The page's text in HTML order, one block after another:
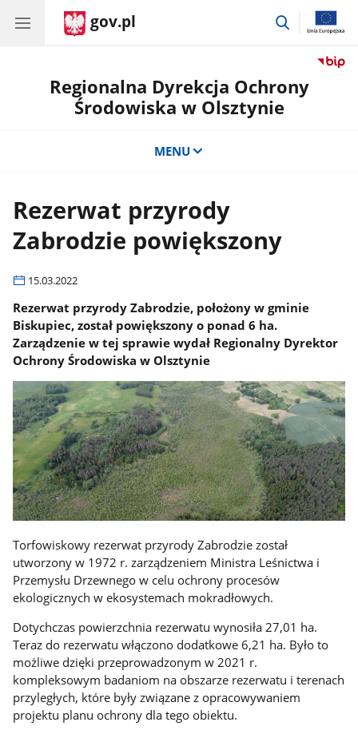
gov.pl
przejdź
Regionalna Dyrekcja Ochrony
Środowiska w Olsztynie
MENU
Rezerwat przyrody
Zabrodzie powiększony
15.03.2022
Rezerwat przyrody Zabrodzie, położony w gminie
Biskupiec, został powiększony o ponad 6 ha.
Zarządzenie w tej sprawie wydał Regionalny Dyrektor
Ochrony Środowiska w Olsztynie
Torfowiskowy rezerwat przyrody Zabrodzie został
utworzony w 1972 r. zarządzeniem Ministra Leśnictwa i
Przemysłu Drzewnego w celu ochrony procesów
ekologicznych w ekosystemach mokradłowych.
Dotychczas powierzchnia rezerwatu wynosiła 27,01 ha.
Teraz do rezerwatu włączono dodatkowe 6,21 ha. Było to
możliwe dzięki przeprowadzonym w 2021 r.
kompleksowym badaniom na obszarze rezerwatu i terenach
przyległych, które były związane z opracowywaniem
projektu planu ochrony dla tego obiektu.